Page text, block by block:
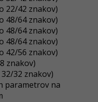
22/42 znakov)
48/64 znakov)
48/64 znakov)
48/64 znakov)
42/56 znakov)
znakov)
32 znakov)
parametrov na